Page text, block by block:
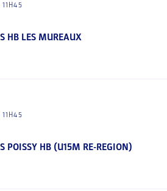
HB LES MUREAUX
POISSY HB (U15M RE-REGION)